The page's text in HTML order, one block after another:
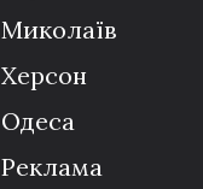
Миколаїв
Херсон
Одеса
Реклама